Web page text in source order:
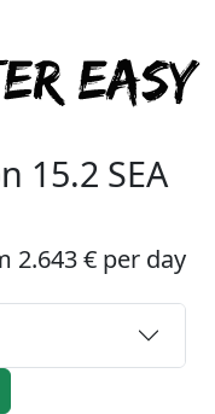
15.2 SEA
2.643 € per day